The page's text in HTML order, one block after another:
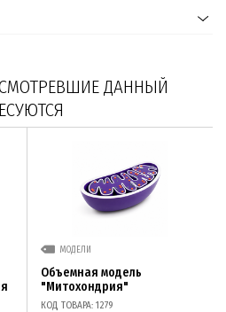
ДАННЫЙ
МОДЕЛИ
Объемная модель
"Митохондрия"
КОД ТОВАРА: 1279